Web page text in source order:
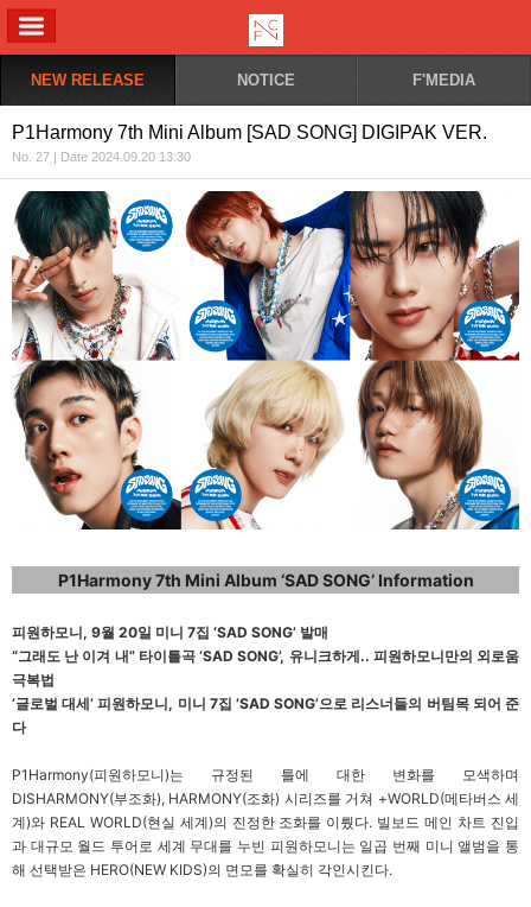
NEW RELEASE NOTICE F'MEDIA
P1Harmony 7th Mini Album [SAD SONG] DIGIPAK VER.
No. 27 | Date 2024.09.20 13:30
P1Harmony 7th Mini Album ‘SAD SONG’ Information
피원하모니, 9월 20일 미니 7집 ‘SAD SONG’ 발매
“그래도 난 이겨 내” 타이틀곡 ‘SAD SONG’, 유니크하게.. 피원하모니만의 외로움
극복법
‘글로벌 대세’ 피원하모니, 미니 7집 ‘SAD SONG’으로 리스너들의 버팀목 되어 준
다
P1Harmony(피원하모니)는 규정된 틀에 대한 변화를 모색하며
DISHARMONY(부조화), HARMONY(조화) 시리즈를 거쳐 +WORLD(메타버스 세
계)와 REAL WORLD(현실 세계)의 진정한 조화를 이뤘다. 빌보드 메인 차트 진입
과 대규모 월드 투어로 세계 무대를 누빈 피원하모니는 일곱 번째 미니 앨범을 통
해 선택받은 HERO(NEW KIDS)의 면모를 확실히 각인시킨다.